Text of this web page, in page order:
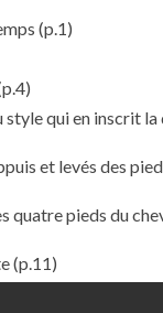
(p.1)
style qui en inscrit la
et levés des
quatre pieds du
(p.11)